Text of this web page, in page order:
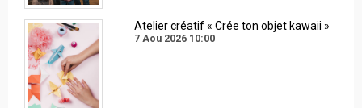
Atelier créatif « Crée ton objet kawaii »
7 Aou 2026 10:00